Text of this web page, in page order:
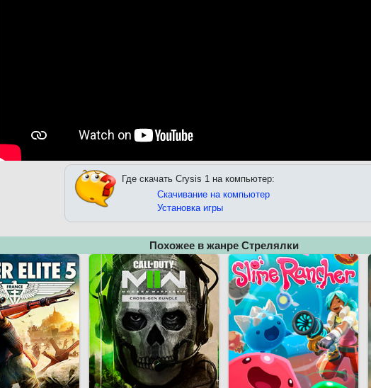
Где скачать Crysis 1 на компьютер:
Скачивание на компьютер
Установка игры
Похожее в жанре Стрелялки